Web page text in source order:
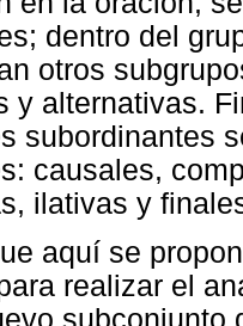
dentro del
otros
y alternativas.
subordinantes
causales,
ilativas y
aquí se
realizar el
subconjunto